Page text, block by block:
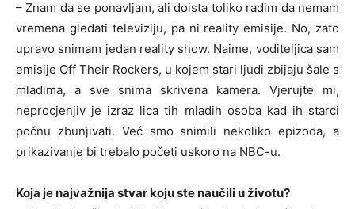
– Znam da se ponavljam, ali doista toliko radim da nemam
vremena gledati televiziju, pa ni reality emisije. No, zato
upravo snimam jedan reality show. Naime, voditeljica sam
emisije Off Their Rockers, u kojem stari ljudi zbijaju šale s
mladima, a sve snima skrivena kamera. Vjerujte mi,
neprocjenjiv je izraz lica tih mladih osoba kad ih starci
počnu zbunjivati. Već smo snimili nekoliko epizoda, a
prikazivanje bi trebalo početi uskoro na NBC-u.
Koja je najvažnija stvar koju ste naučili u životu?